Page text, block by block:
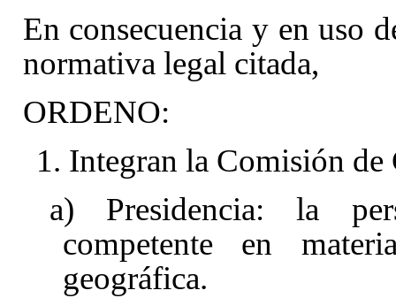
En consecuencia y en uso
normativa legal citada,
ORDENO:
1. Integran la Comisión
a) Presidencia: la
competente en
geográfica.